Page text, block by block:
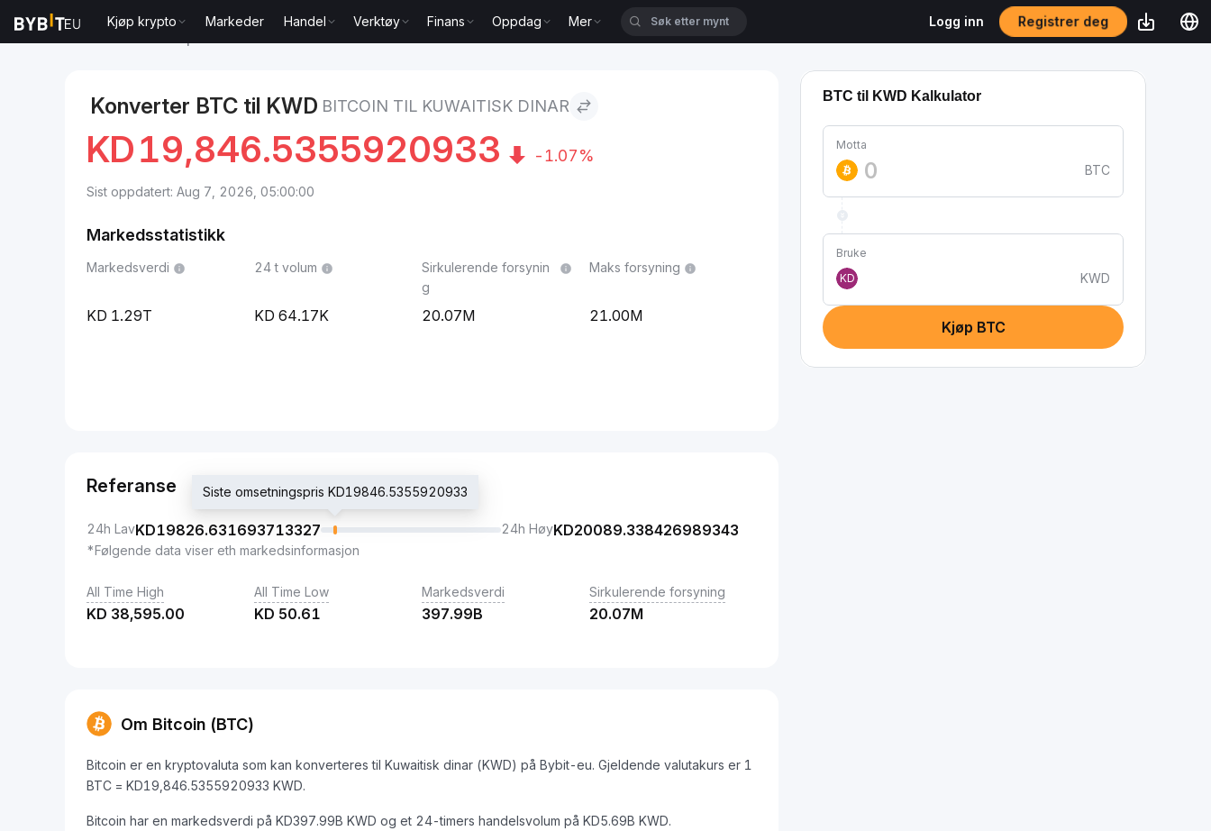
Kjøp krypto Markeder Handel Verktøy Finans Oppdag Mer Logg inn Registrer deg
Konverter BTC til KWD BITCOIN TIL KUWAITISK DINAR
KD19,846.5355920933 -1.07%
Sist oppdatert: Aug 7, 2026, 05:00:00
Markedsstatistikk
Markedsverdi
1.29T
24 t volum
64.17K
Sirkulerende forsynin
g
20.07M
Maks forsyning
21.00M
Referanse
24h LavKD19826.631693713327
Siste omsetningspris KD19846.5355920933
24h HøyKD20089.338426989343
*Følgende data viser eth markedsinformasjon
All Time High
KD 38,595.00
All Time Low
KD 50.61
Markedsverdi
397.99B
Sirkulerende forsyning
20.07M
Om Bitcoin (BTC)
Bitcoin er en kryptovaluta som kan konverteres til Kuwaitisk dinar (KWD) på Bybit-eu. Gjeldende valutakurs er 1
BTC = KD19,846.5355920933 KWD.
Bitcoin har en markedsverdi på KD397.99B KWD og et 24-timers handelsvolum på KD5.69B KWD.
BTC til KWD Kalkulator
Motta
BTC
Bruke
KD
KWD
Kjøp BTC